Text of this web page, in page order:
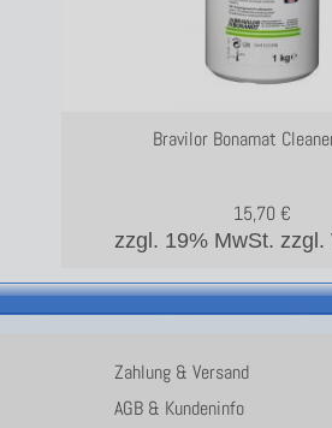
Bravilor Bonamat
zzgl. 19% MwSt. zzgl.
15,70 €
Zahlung & Versand
AGB & Kundeninfo